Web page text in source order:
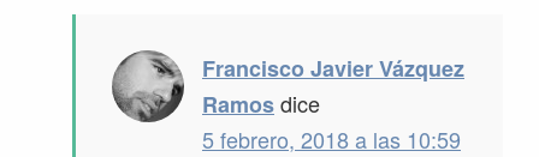
Francisco Javier Vázquez
Ramosdice
5 febrero, 2018 a las 10:59